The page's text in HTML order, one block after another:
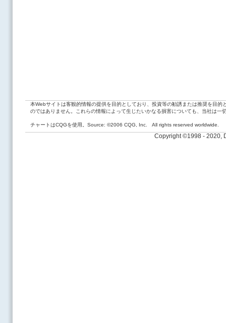
本Webサイトは客観的情報の提供を目的としており、投資等の勧誘または推奨を目
のではありません。これらの情報によって生じたいかなる損害についても、当社は一
チャートはCQGを使用。Source: ©2006 CQG, Inc. All rights reserved worldwide.
Copyright ©1998 - 2020,